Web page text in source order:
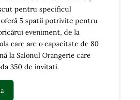
pentru specificul
oferă 5 spații potrivite pentru
eveniment, de la
care are o capacitate de 80
la Salonul Orangerie care
350 de invitați.